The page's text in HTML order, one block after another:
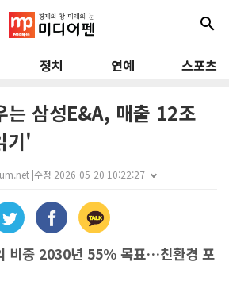
search
정치 연예 스포츠
는 삼성E&A, 매출 12조
기'
|수정 2026-05-20 10:22:27
비중 2030년 55% 목표…친환경 포